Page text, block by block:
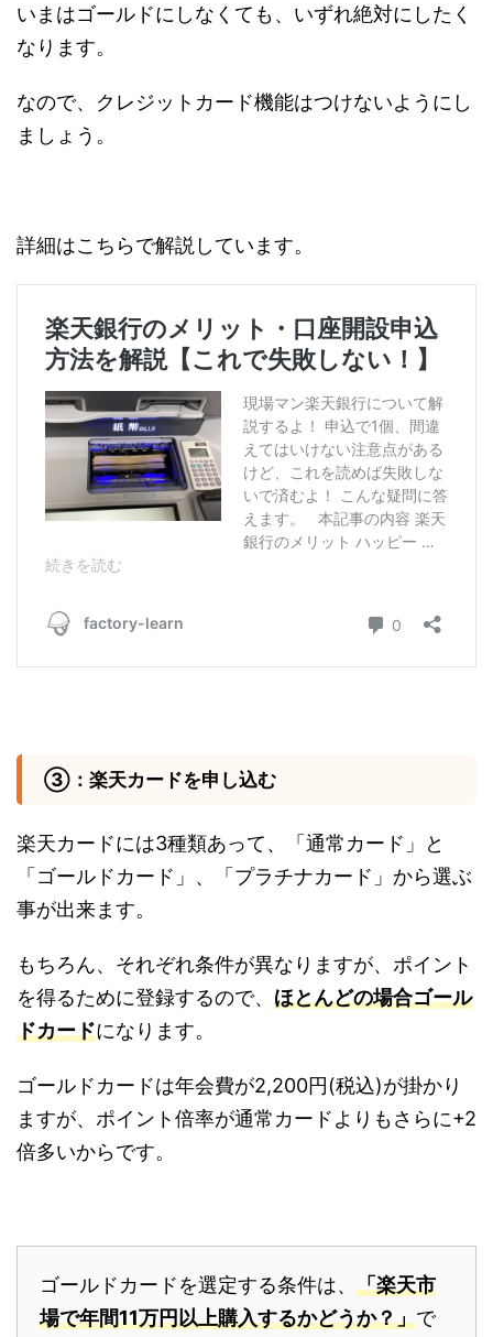
いまはゴールドにしなくても、いずれ絶対にしたく
なります。
なので、クレジットカード機能はつけないようにし
ましょう。
詳細はこちらで解説しています。
③：楽天カードを申し込む
楽天カードには3種類あって、「通常カード」と
「ゴールドカード」、「プラチナカード」から選ぶ
事が出来ます。
もちろん、それぞれ条件が異なりますが、ポイント
を得るために登録するので、 ほとんどの場合ゴール
ドカードになります。
ゴールドカードは年会費が2,200円(税込)が掛かり
ますが、ポイント倍率が通常カードよりもさらに+2
倍多いからです。
ゴールドカードを選定する条件は、 「楽天市
場で年間11万円以上購入するかどうか？」で